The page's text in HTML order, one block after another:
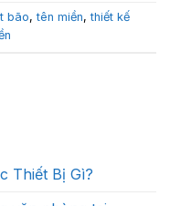
bão,tên miền,thiết kế
Thiết Bị Gì?